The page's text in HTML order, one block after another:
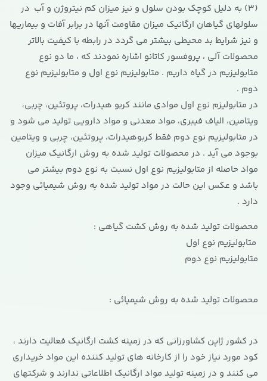
(3) به دلیل کوچک بودن سلول و نیز میزان کم نیتروژن و آب در
سلولهای گیاهان ارگانیک میزان مقاومت آنها در برابر آفات و بیماریها
و نیز شرایط بد محیطی بیشتر می گردد در رابطه با کیفیت بالاتر
محصولات آلی ، پروفسور کاتانو اشاره نمودند که ، ما دو نوع
متابولیزیم در گیاه داریم . متابولیزیم نوع اول و متابولیزیم نوع
دوم .
در متابولیزم نوع اول موادی مانند کربو هیدرات، پروتئین، چربی،
ویتامین، الیاف فیبری، مواد معدنی و مواد دارویی تولید می شود و
در متابولیزیم نوع دوم فقط کربوهیدرات، پروتئین، چربی و ویتامین
بوجود می آید . در محصولات تولید شده به روش ارگانیک میزان
مواد حاصله از متابولیزیم نوع اول نسبت به نوع دوم بیشتر می
باشد و عکس این حالت در مواد تولید شده به روش شیمیائی وجود
دارد .
محصولات تولید شده به روش کشت گیاهی :
متابولیزیم نوع اول
متابولیزیم نوع دوم
محصولات تولید شده به روش شیمیائی :
در کشور ژاپن کشاورزانی که در زمینه کشت ارگانیک فعالیت دارند ،
کود مورد نیاز خود را از کارخانه های تولید کننده این مواد خریداری
می کنند و در زمینه تولید مواد ارگانیک اطلاعاتی ندارند و شرکتهای